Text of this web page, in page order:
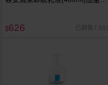
$626 已銷售7,563